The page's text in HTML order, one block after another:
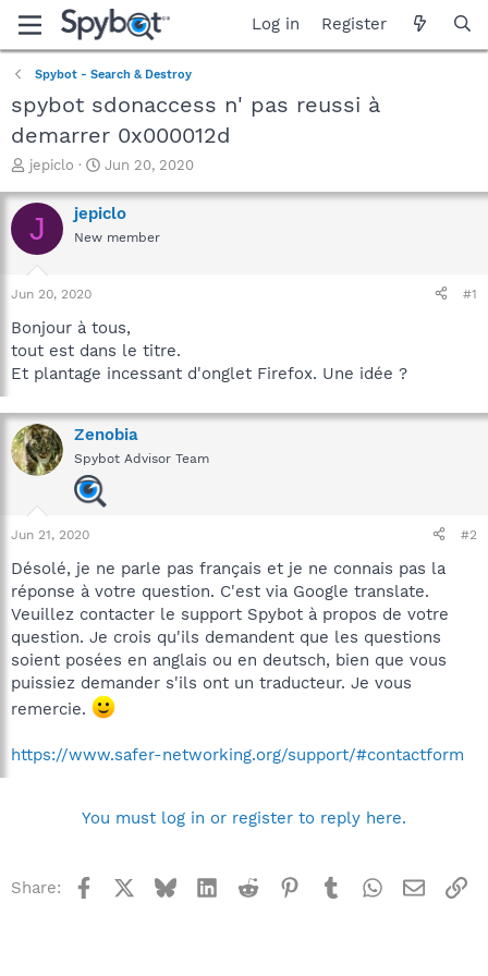
Log in Register
Spybot - Search & Destroy
spybot sdonaccess n' pas reussi à
demarrer 0x000012d
T
r
e
a
t
a
t
e
jepiclo
S
a
r
t
e
Jun 20, 2020
J jepiclo
New member
Jun 20, 2020 #1
Bonjour à tous,
tout est dans le titre.
Et plantage incessant d'onglet Firefox. Une idée ?
Zenobia
Spybot Advisor Team
Jun 21, 2020 #2
Désolé, je ne parle pas français et je ne connais pas la
réponse à votre question. C'est via Google translate.
Veuillez contacter le support Spybot à propos de votre
question. Je crois qu'ils demandent que les questions
soient posées en anglais ou en deutsch, bien que vous
puissiez demander s'ils ont un traducteur. Je vous
remercie.
https://www.safer-networking.org/support/#contactform
You must log in or register to reply here.
Share: Facebook BlueskyLinkedInReddit Pinterest
TumblrWhatsApp
Email